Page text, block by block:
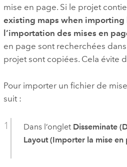
mise en page. Si le projet
existing maps when importing
l’importation des mises en
en page sont recherchées
projet sont copiées. Cela évite
Pour importer un fichier de
suit :
Dans l’onglet Disseminate
Layout (Importer la mise en